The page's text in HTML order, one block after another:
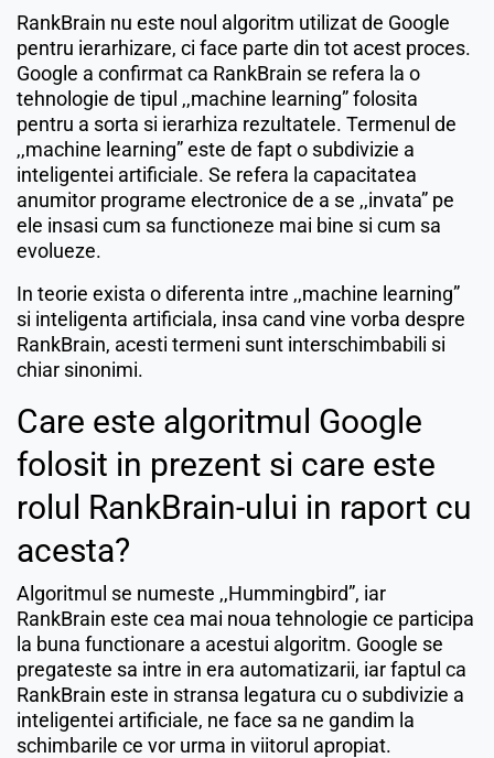
RankBrain nu este noul algoritm utilizat de Google
pentru ierarhizare, ci face parte din tot acest proces.
Google a confirmat ca RankBrain se refera la o
tehnologie de tipul ,,machine learning” folosita
pentru a sorta si ierarhiza rezultatele. Termenul de
,,machine learning” este de fapt o subdivizie a
inteligentei artificiale. Se refera la capacitatea
anumitor programe electronice de a se ,,invata” pe
ele insasi cum sa functioneze mai bine si cum sa
evolueze.
In teorie exista o diferenta intre ,,machine learning”
si inteligenta artificiala, insa cand vine vorba despre
RankBrain, acesti termeni sunt interschimbabili si
chiar sinonimi.
Care este algoritmul Google
folosit in prezent si care este
rolul RankBrain-ului in raport cu
acesta?
Algoritmul se numeste ,,Hummingbird”, iar
RankBrain este cea mai noua tehnologie ce participa
la buna functionare a acestui algoritm. Google se
pregateste sa intre in era automatizarii, iar faptul ca
RankBrain este in stransa legatura cu o subdivizie a
inteligentei artificiale, ne face sa ne gandim la
schimbarile ce vor urma in viitorul apropiat.